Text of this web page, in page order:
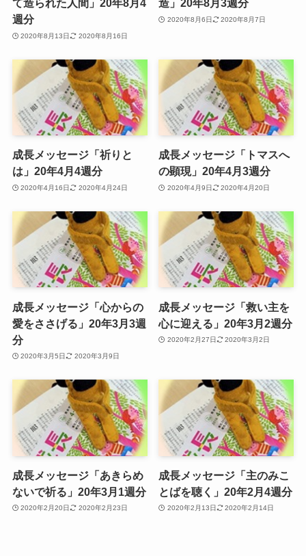
て造られた人間」20年8月4
週分
2020年8月13日 2020年8月16日
造」20年8月3週分
2020年8月6日 2020年8月7日
成長メッセージ「祈りと
は」20年4月4週分
2020年4月16日 2020年4月24日
成長メッセージ「トマスへ
の顕現」20年4月3週分
2020年4月9日 2020年4月20日
成長メッセージ「心からの
愛をささげる」20年3月3週
分
2020年3月5日 2020年3月9日
成長メッセージ「救い主を
心に迎える」20年3月2週分
2020年2月27日 2020年3月2日
成長メッセージ「あきらめ
ないで祈る」20年3月1週分
2020年2月20日 2020年2月23日
成長メッセージ「主のみこ
とばを聴く」20年2月4週分
2020年2月13日 2020年2月14日